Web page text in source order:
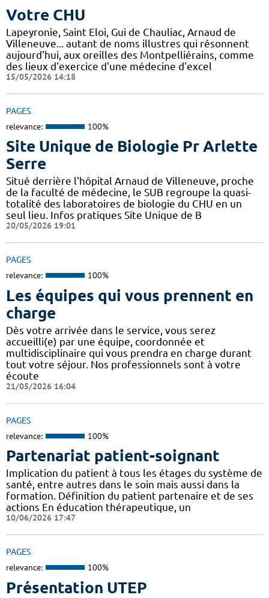
Votre CHU
Lapeyronie, Saint Eloi, Gui de Chauliac, Arnaud de
Villeneuve... autant de noms illustres qui résonnent
aujourd'hui, aux oreilles des Montpelliérains, comme
des lieux d'exercice d'une médecine d'excel
15/05/2026 14:18
PAGES
relevance: 100%
Site Unique de Biologie Pr Arlette
Serre
Situé derrière l'hôpital Arnaud de Villeneuve, proche
de la faculté de médecine, le SUB regroupe la quasi-
totalité des laboratoires de biologie du CHU en un
seul lieu. Infos pratiques Site Unique de B
20/05/2026 19:01
PAGES
relevance: 100%
Les équipes qui vous prennent en
charge
Dès votre arrivée dans le service, vous serez
accueilli(e) par une équipe, coordonnée et
multidisciplinaire qui vous prendra en charge durant
tout votre séjour. Nos professionnels sont à votre
écoute
21/05/2026 16:04
PAGES
relevance: 100%
Partenariat patient-soignant
Implication du patient à tous les étages du système de
santé, entre autres dans le soin mais aussi dans la
formation. Définition du patient partenaire et de ses
actions En éducation thérapeutique, un
10/06/2026 17:47
PAGES
relevance: 100%
Présentation UTEP